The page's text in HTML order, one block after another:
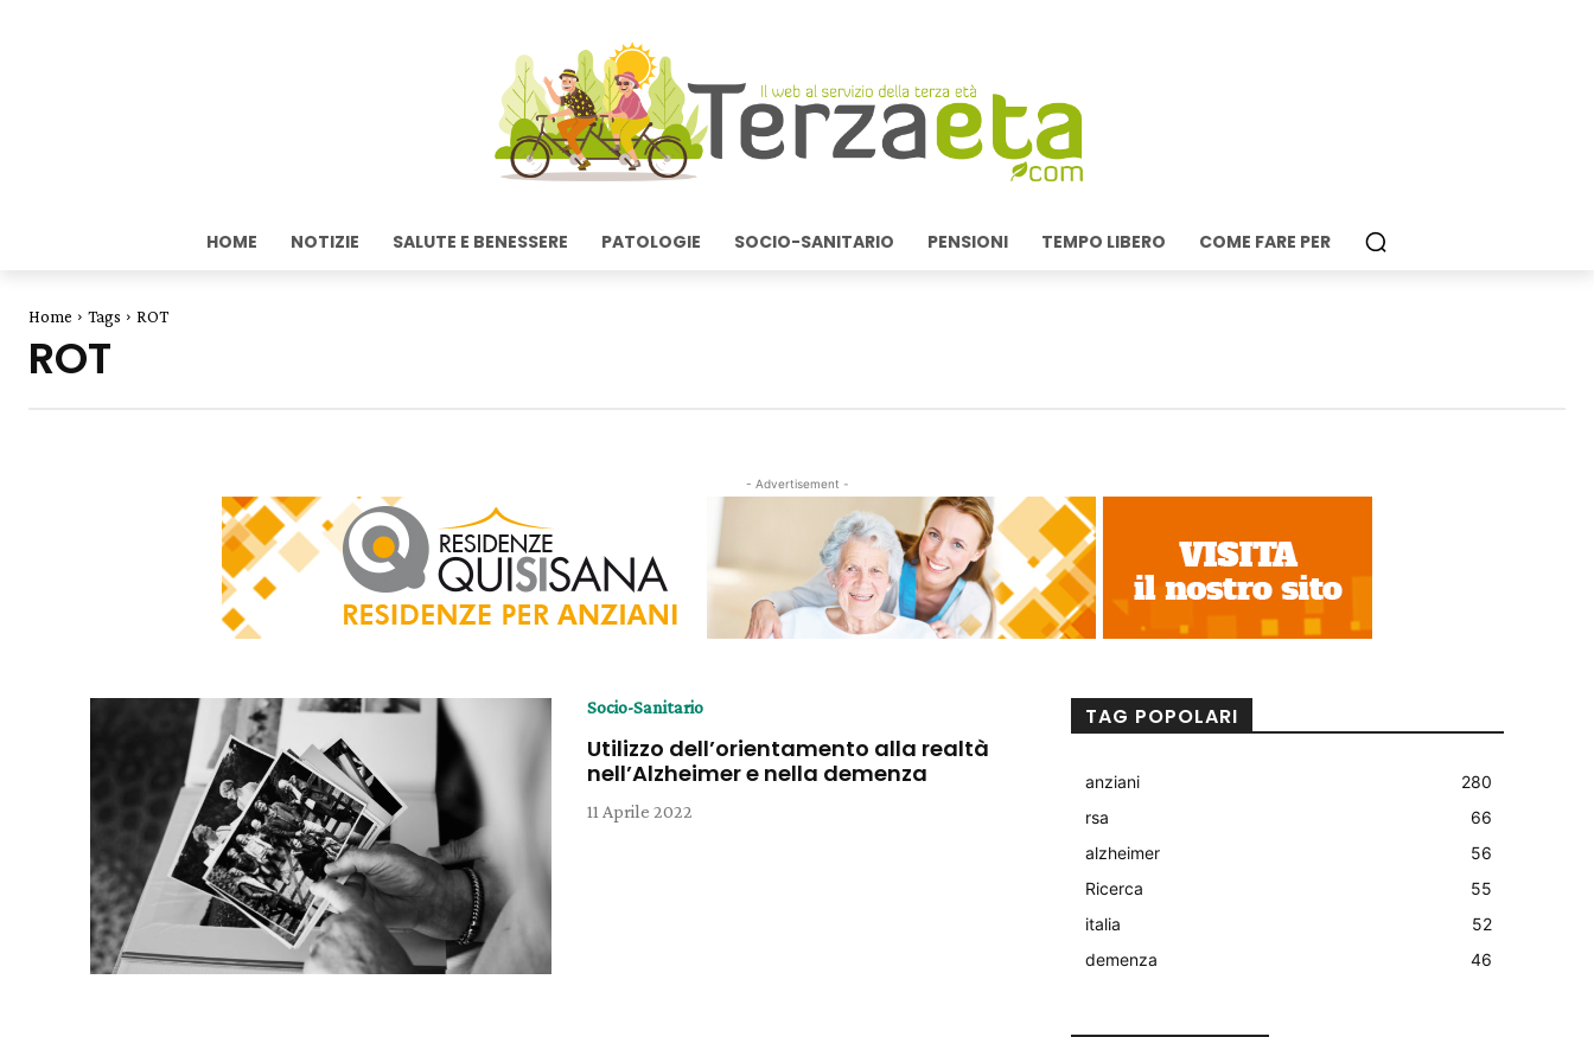
HOME NOTIZIE SALUTE E BENESSERE PATOLOGIE SOCIO-SANITARIO PENSIONI TEMPO LIBERO COME FARE PER
Home Tags ROT
ROT
- Advertisement -
Socio-Sanitario
Utilizzo dell’orientamento alla realtà
nell’Alzheimer e nella demenza
11 Aprile 2022
TAG POPOLARI
anziani
280
rsa
66
alzheimer
56
Ricerca
55
italia
52
demenza
46